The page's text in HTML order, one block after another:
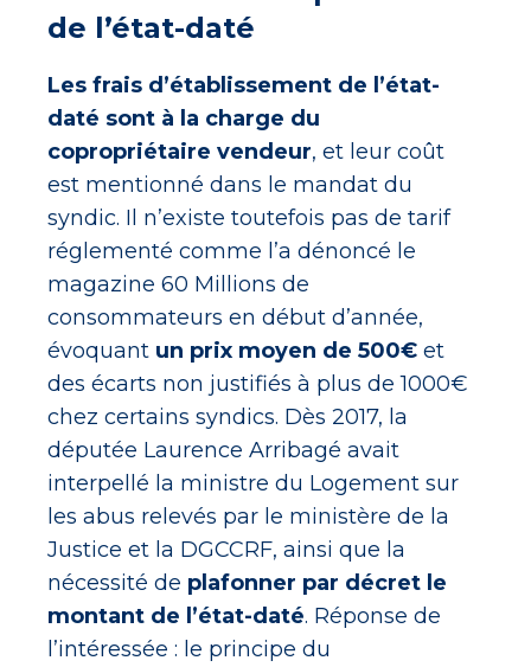
de l’état-daté
Les frais d’établissement de l’état-
daté sont à la charge du
copropriétaire vendeur, et leur coût
est mentionné dans le mandat du
syndic. Il n’existe toutefois pas de tarif
réglementé comme l’a dénoncé le
magazine 60 Millions de
consommateurs en début d’année,
évoquant un prix moyen de 500€ et
des écarts non justifiés à plus de 1000€
chez certains syndics. Dès 2017, la
députée Laurence Arribagé avait
interpellé la ministre du Logement sur
les abus relevés par le ministère de la
Justice et la DGCCRF, ainsi que la
nécessité de plafonner par décret le
montant de l’état-daté. Réponse de
l’intéressée : le principe du